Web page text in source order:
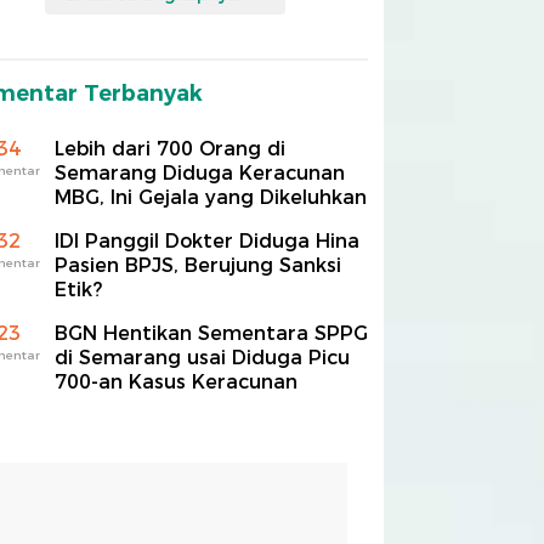
Terbanyak
Lebih dari 700 Orang di
Semarang Diduga Keracunan
MBG, Ini Gejala yang Dikeluhkan
IDI Panggil Dokter Diduga Hina
Pasien BPJS, Berujung Sanksi
Etik?
BGN Hentikan Sementara SPPG
di Semarang usai Diduga Picu
700-an Kasus Keracunan